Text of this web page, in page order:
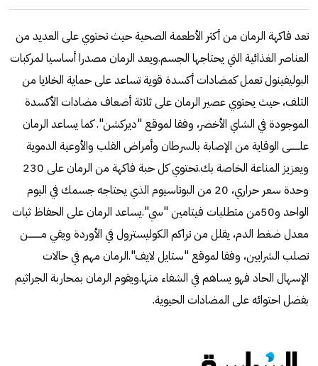
تعد فاكهة الرمان من أكثر الأطعمة الصحية حيث تحتوي على العديد من
العناصر الغذائية التي يحتاجها الجسم.ويعد الرمان مصدرا أساسيا لمركبات
البوليفينول تعمل كمضادات أكسدة قوية تساعد على حماية الخلايا من
التلف، حيث يحتوي عصير الرمان على ثلاثة أضعاف مضادات الأكسدة
الموجودة في الشاي الأخضر، وفقا لموقع "ديركشن". كما يساعد الرمان
علـــــــى الوقاية من الإصابة بالسرطان وأمراض القلب والأوعية الدموية
ويعزيز المناعة الخاصة بك.تحتوي كل حبة فاكهة من الرمان على 230
وحدة سعر حراري، 20 من البوتاسيوم الذي يحتاجه جسمك في اليوم
الواحد و50من متطلبات فيتامين "سي".يساعد الرمان على الحفاظ ثبات
معدل ضغط الدم، يقلل من تراكم الكوليسترول في الأوردة ويقي مـــــــــن
تصلب الشرايين، وفقا لموقع "ستايل لايف".الرمان مهم في حالات
الإسهال الحاد فهو يساهم في الشفاء منها.ويقوم الرمان بمحاربة الجراثيم
بفضل احتوائه على المضادات الحيوية.